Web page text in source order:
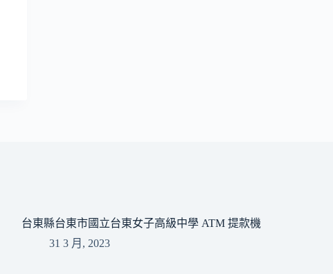
台東縣台東市國立台東女子高級中學 ATM 提款機
31 3 月, 2023